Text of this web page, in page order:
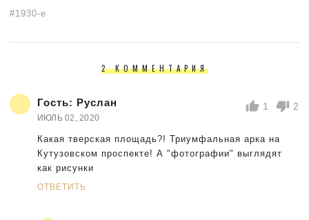
1930-е
2 КОММЕНТАРИЯ
Гость: Руслан
ИЮЛЬ 02, 2020
Какая тверская площадь?! Триумфальная арка на
Кутузовском проспекте! А "фотографии" выглядят
как рисунки
1 2
ОТВЕТИТЬ